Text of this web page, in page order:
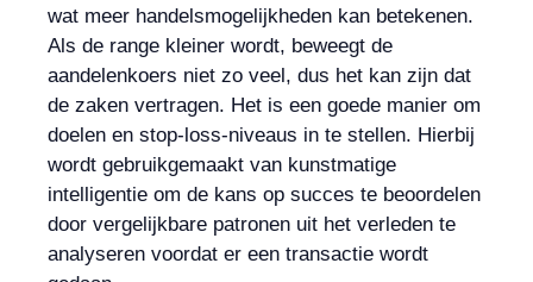
wat meer handelsmogelijkheden kan betekenen.
Als de range kleiner wordt, beweegt de
aandelenkoers niet zo veel, dus het kan zijn dat
de zaken vertragen. Het is een goede manier om
doelen en stop-loss-niveaus in te stellen. Hierbij
wordt gebruikgemaakt van kunstmatige
intelligentie om de kans op succes te beoordelen
door vergelijkbare patronen uit het verleden te
analyseren voordat er een transactie wordt